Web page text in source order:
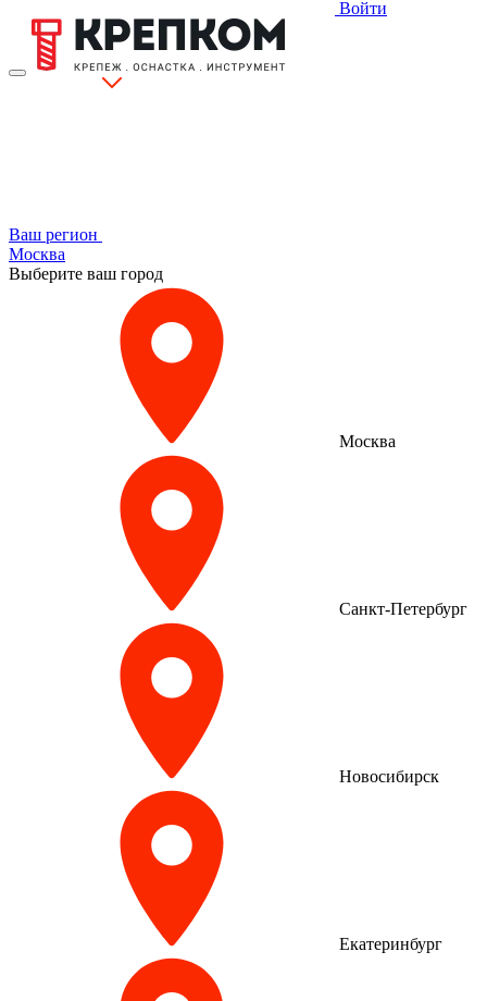
Войти
Ваш регион
Москва
Выберите ваш город
Москва
Санкт-Петербург
Новосибирск
Екатеринбург